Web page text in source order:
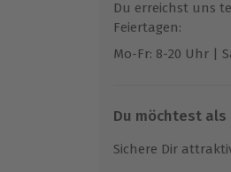
Du erreichst uns
Feiertagen:
Mo-Fr: 8-20 Uhr |
Du möchtest als
Sichere Dir